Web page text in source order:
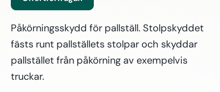
Påkörningsskydd för pallställ. Stolpskyddet
fästs runt pallställets stolpar och skyddar
pallstället från påkörning av exempelvis
truckar.